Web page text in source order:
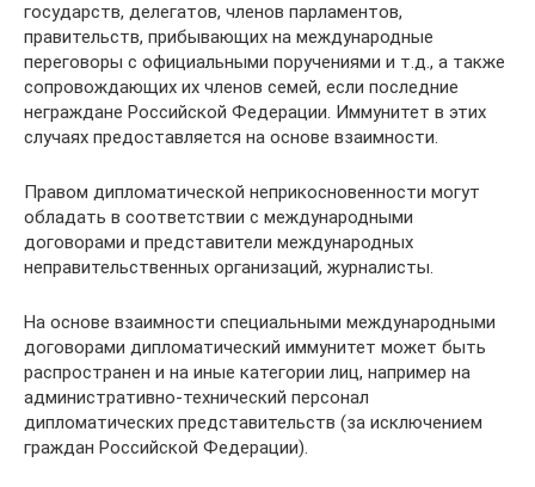
государств, делегатов, членов парламентов,
правительств, прибывающих на международные
переговоры с официальными поручениями и т.д., а также
сопровождающих их членов семей, если последние
неграждане Российской Федерации. Иммунитет в этих
случаях предоставляется на основе взаимности.
Правом дипломатической неприкосновенности могут
обладать в соответствии с международными
договорами и представители международных
неправительственных организаций, журналисты.
На основе взаимности специальными международными
договорами дипломатический иммунитет может быть
распространен и на иные категории лиц, например на
административно-технический персонал
дипломатических представительств (за исключением
граждан Российской Федерации).